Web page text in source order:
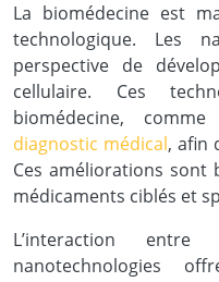
La biomédecine est
technologique. Les
perspective de
cellulaire. Ces
biomédecine, comme
diagnostic médical, afin
Ces améliorations sont
médicaments ciblés et
L’interaction
nanotechnologies